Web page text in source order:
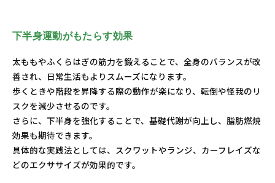
下半身運動がもたらす効果
太ももやふくらはぎの筋力を鍛えることで、全身のバランスが改
善され、日常生活もよりスムーズになります。
歩くときや階段を昇降する際の動作が楽になり、転倒や怪我のリ
スクを減少させるのです。
さらに、下半身を強化することで、基礎代謝が向上し、脂肪燃焼
効果も期待できます。
具体的な実践法としては、スクワットやランジ、カーフレイズな
どのエクササイズが効果的です。